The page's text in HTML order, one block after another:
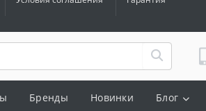
Бренды Новинки Блог